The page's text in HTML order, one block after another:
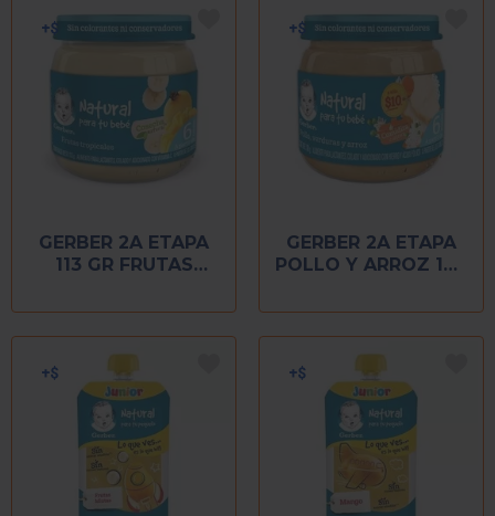
GERBER 2A ETAPA
113 GR FRUTAS
GERBER 2A ETAPA
POLLO Y ARROZ 100